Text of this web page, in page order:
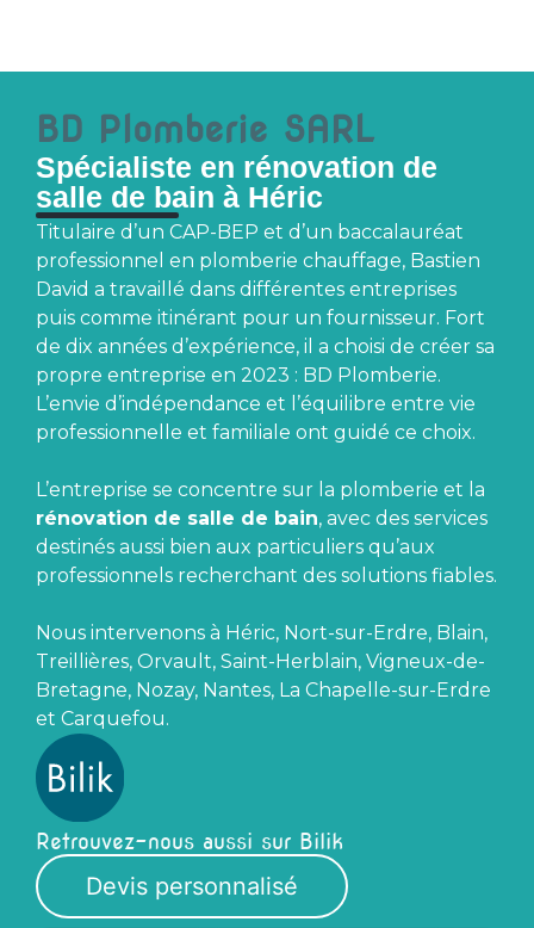
BD Plomberie SARL
Spécialiste en rénovation de
salle de bain à Héric
Titulaire d’un CAP-BEP et d’un baccalauréat
professionnel en plomberie chauffage, Bastien
David a travaillé dans différentes entreprises
puis comme itinérant pour un fournisseur. Fort
de dix années d’expérience, il a choisi de créer sa
propre entreprise en 2023 : BD Plomberie.
L’envie d’indépendance et l’équilibre entre vie
professionnelle et familiale ont guidé ce choix.
L’entreprise se concentre sur la plomberie et la
rénovation de salle de bain, avec des services
destinés aussi bien aux particuliers qu’aux
professionnels recherchant des solutions fiables.
Nous intervenons à Héric, Nort-sur-Erdre, Blain,
Treillières, Orvault, Saint-Herblain, Vigneux-de-
Bretagne, Nozay, Nantes, La Chapelle-sur-Erdre
et Carquefou.
Retrouvez-nous aussi sur Bilik
Devis personnalisé